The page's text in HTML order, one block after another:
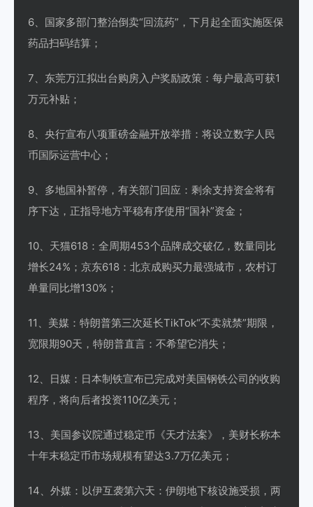
6、国家多部门整治倒卖“回流药”，下月起全面实施医保
药品扫码结算；
7、东莞万江拟出台购房入户奖励政策：每户最高可获1
万元补贴；
8、央行宣布八项重磅金融开放举措：将设立数字人民
币国际运营中心；
9、多地国补暂停，有关部门回应：剩余支持资金将有
序下达，正指导地方平稳有序使用“国补”资金；
10、天猫618：全周期453个品牌成交破亿，数量同比
增长24%；京东618：北京成购买力最强城市，农村订
单量同比增130%；
11、美媒：特朗普第三次延长TikTok“不卖就禁”期限，
宽限期90天，特朗普直言：不希望它消失；
12、日媒：日本制铁宣布已完成对美国钢铁公司的收购
程序，将向后者投资110亿美元；
13、美国参议院通过稳定币《天才法案》，美财长称本
十年末稳定币市场规模有望达3.7万亿美元；
14、外媒：以伊互袭第六天：伊朗地下核设施受损，两